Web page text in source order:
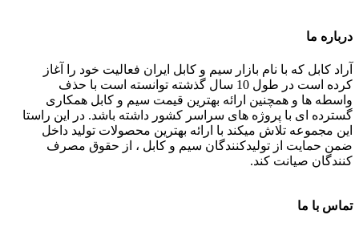
درباره ما
آراد کابل که با نام بازار سیم و کابل ایران فعالیت خود را آغاز
کرده است در طول 10 سال گذشته توانسته است با حذف
واسطه ها و همچنین ارائه بهترین قیمت سیم و کابل همکاری
گسترده ای با پروژه های سراسر کشور داشته باشد. در این راستا
این مجموعه تلاش میکند با ارائه بهترین محصولات تولید داخل
ضمن حمایت از تولیدکنندگان سیم و کابل ، از حقوق مصرف
کنندگان صیانت کند.
تماس با ما